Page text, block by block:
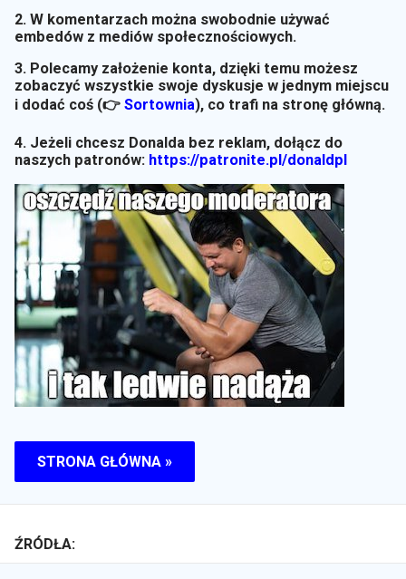
2. W komentarzach można swobodnie używać
embedów z mediów społecznościowych.
3. Polecamy założenie konta, dzięki temu możesz
zobaczyć wszystkie swoje dyskusje w jednym miejscu
i dodać coś (👉 Sortownia), co trafi na stronę główną.
4. Jeżeli chcesz Donalda bez reklam, dołącz do
naszych patronów: https://patronite.pl/donaldpl
STRONA GŁÓWNA »
ŹRÓDŁA: